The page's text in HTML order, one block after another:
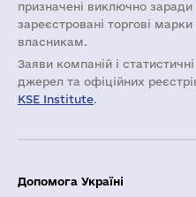
призначені виключно заради
зареєстровані торгові
власникам.
Заяви компаній i статистичні
джерел та офіційних
KSE Institute.
Допомога Україні